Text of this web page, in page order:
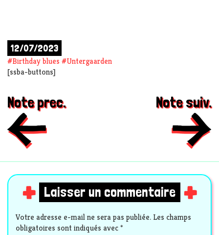
12/07/2023
#Birthday blues #Untergaarden
[ssba-buttons]
Note prec. Note suiv.
Laisser un commentaire
Votre adresse e-mail ne sera pas publiée. Les champs
obligatoires sont indiqués avec*